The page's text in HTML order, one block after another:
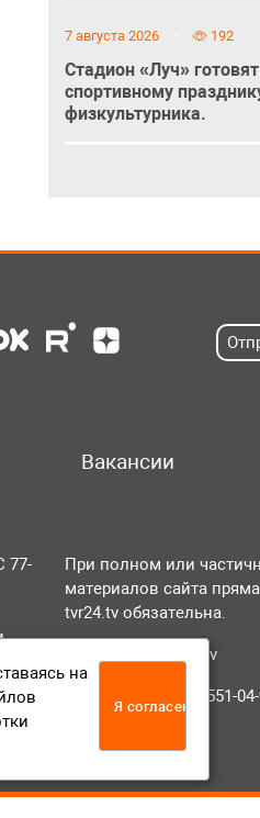
7 августа 2026 192
Стадион «Луч»
спортивному
физкультурника.
Вакансии
77-
При полном или
материалов сайта
tvr24.tv обязательна.
info@tvr24.tv
Телефон: +7 (496) 551-
на
Я согласен